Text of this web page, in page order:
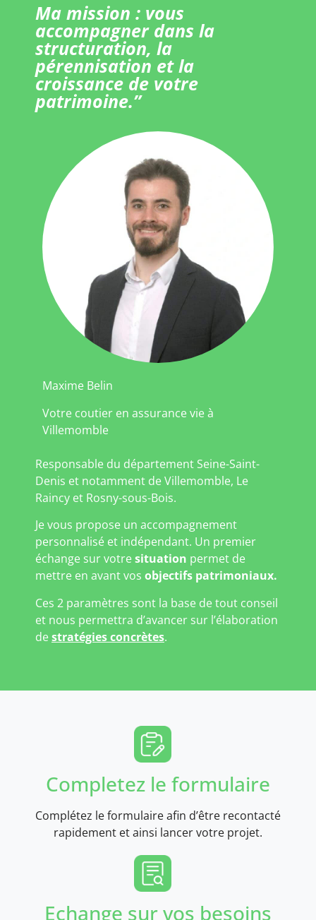
Ma mission : vous
accompagner dans la
structuration, la
pérennisation et la
croissance de votre
patrimoine.”
Maxime Belin
Votre coutier en assurance vie à
Villemomble
Responsable du département Seine-Saint-
Denis et notamment de Villemomble, Le
Raincy et Rosny-sous-Bois.
Je vous propose un accompagnement
personnalisé et indépendant. Un premier
échange sur votresituation permet de
mettre en avant vos objectifs patrimoniaux.
Ces 2 paramètres sont la base de tout conseil
et nous permettra d’avancer sur l’élaboration
destratégies concrètes.
Completez le formulaire
Complétez le formulaire afin d’être recontacté
rapidement et ainsi lancer votre projet.
Echange sur vos besoins